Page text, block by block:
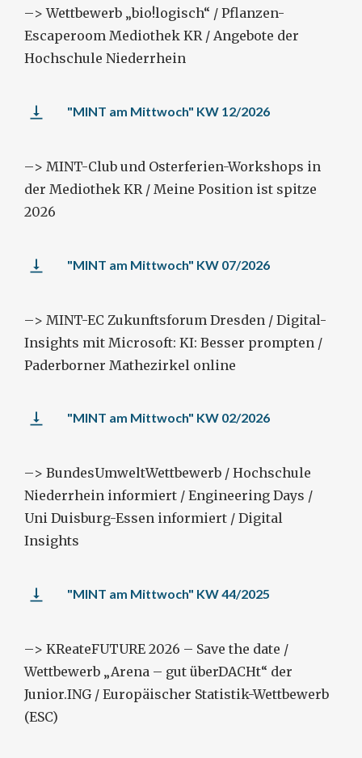
–> Wettbewerb „bio!logisch“ / Pflanzen-
Escaperoom Mediothek KR / Angebote der
Hochschule Niederrhein
"MINT am Mittwoch" KW 12/2026
–> MINT-Club und Osterferien-Workshops in
der Mediothek KR / Meine Position ist spitze
2026
"MINT am Mittwoch" KW 07/2026
–> MINT-EC Zukunftsforum Dresden / Digital-
Insights mit Microsoft: KI: Besser prompten /
Paderborner Mathezirkel online
"MINT am Mittwoch" KW 02/2026
–> BundesUmweltWettbewerb / Hochschule
Niederrhein informiert / Engineering Days /
Uni Duisburg-Essen informiert / Digital
Insights
"MINT am Mittwoch" KW 44/2025
–> KReateFUTURE 2026 – Save the date /
Wettbewerb „Arena – gut überDACHt“ der
Junior.ING / Europäischer Statistik-Wettbewerb
(ESC)